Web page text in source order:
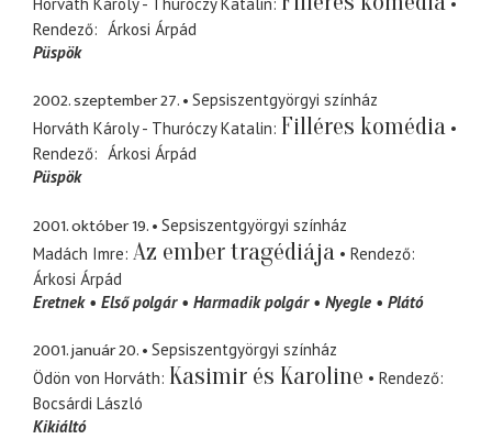
Rendező
Árkosi Árpád
Püspök
2002. szeptember 27.
Sepsiszentgyörgyi színház
Horváth Károly - Thuróczy Katalin Filléres komédia
Rendező
Árkosi Árpád
Püspök
2001. október 19.
Sepsiszentgyörgyi színház
Madách Imre Az ember tragédiája
Rendező
Árkosi Árpád
Eretnek
Első polgár Harmadik polgár Nyegle Plátó
2001. január 20.
Sepsiszentgyörgyi színház
Ödön von Horváth Kasimir és Karoline
Rendező
Bocsárdi László
Kikiáltó